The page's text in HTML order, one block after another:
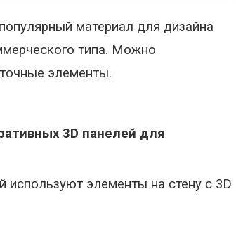
материал для дизайна
типа. Можно
элементы.
3D панелей для
элементы на стену с 3D